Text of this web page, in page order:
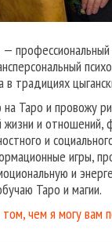
профессиональный
в традициях
на Таро и провожу
и отношений,
и
игры,
и
Таро и магии.
чем я могу вам